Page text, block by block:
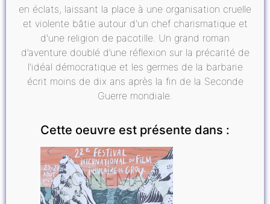
en éclats, laissant la place à une organisation cruelle
et violente bâtie autour d'un chef charismatique et
d'une religion de pacotille. Un grand roman
d’aventure doublé d’une réflexion sur la précarité de
l’idéal démocratique et les germes de la barbarie
écrit moins de dix ans après la fin de la Seconde
Guerre mondiale.
Cette oeuvre est présente dans :
CINÉMA